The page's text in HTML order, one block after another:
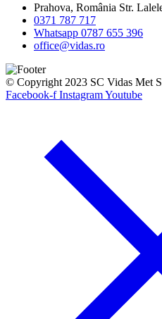
Prahova, România Str.
0371 787 717
Whatsapp 0787 655 396
office@vidas.ro
© Copyright 2023 SC Vidas Met
Facebook-f InstagramYoutube